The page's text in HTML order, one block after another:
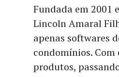
Fundada em 2001
Lincoln Amaral
apenas softwares
condomínios. Com
produtos,